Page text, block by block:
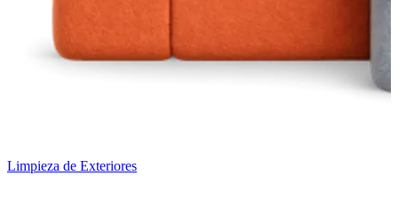
Limpieza de Exteriores